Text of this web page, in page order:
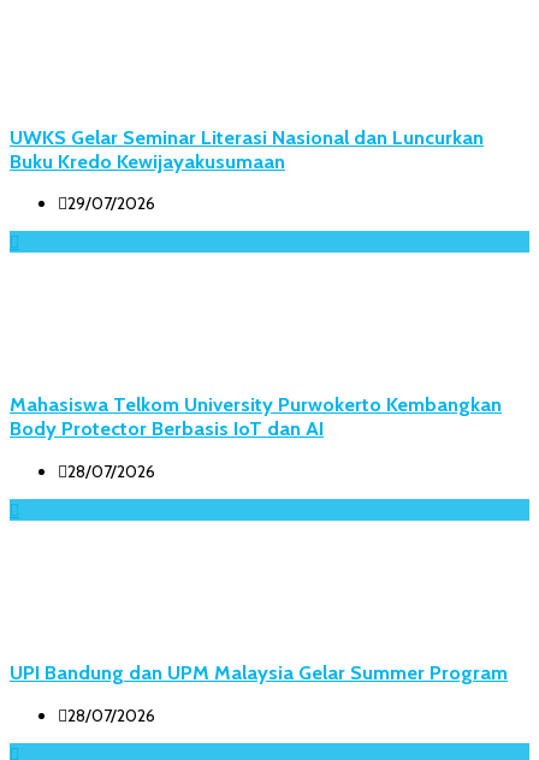
UWKS Gelar Seminar Literasi Nasional dan Luncurkan
Buku Kredo Kewijayakusumaan
29/07/2026
Mahasiswa Telkom University Purwokerto Kembangkan
Body Protector Berbasis IoT dan AI
28/07/2026
UPI Bandung dan UPM Malaysia Gelar Summer Program
28/07/2026